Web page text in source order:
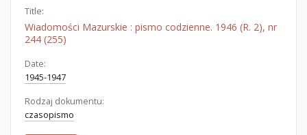
Title:
Wiadomości Mazurskie : pismo codzienne. 1946 (R. 2), nr
244 (255)
Date:
1945-1947
Rodzaj dokumentu:
czasopismo